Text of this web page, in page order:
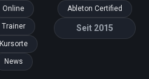
Online
Trainer
Kursorte
News
Ableton Certified
Seit 2015